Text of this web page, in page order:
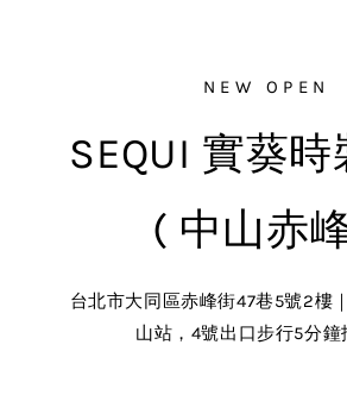
NEW OPEN
SEQUI 實葵
( 中山赤
台北市大同區赤峰街47巷5號2樓
山站，4號出口步行5分鐘